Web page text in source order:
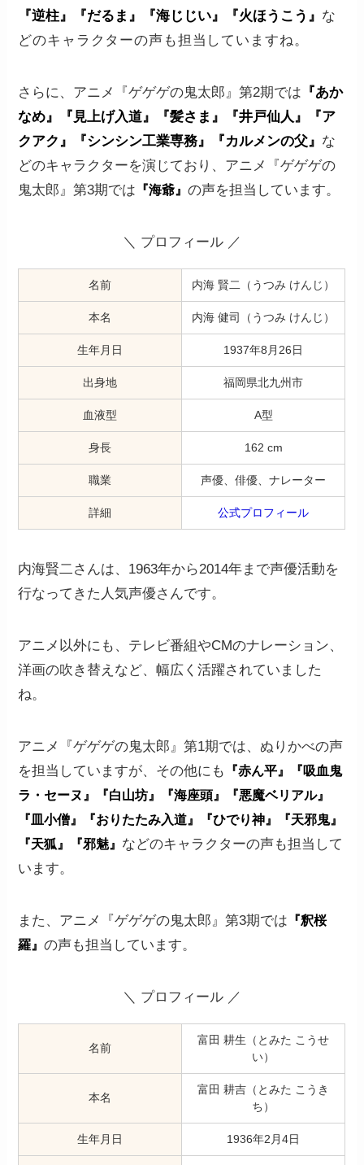
『逆柱』『だるま』『海じじい』『火ほうこう』 な
どのキャラクターの声も担当していますね 。
さらに、アニメ『ゲゲゲの鬼太郎』第2期では 『あか
なめ』『見上げ入道』『髪さま』『井戸仙人』『ア
クアク』『シンシン工業専務』『カルメンの父』 な
どのキャラクターを演じており、アニメ『ゲゲゲの
鬼太郎』第3期では 『海爺』の声を担当しています。
＼ プロフィール ／
名前 内海 賢二（うつみ けんじ）
本名 内海 健司（うつみ けんじ）
生年月日 1937年8月26日
出身地 福岡県北九州市
血液型 A型
身長 162 cm
職業 声優、俳優、ナレーター
詳細 公式プロフィール
内海賢二さんは、1963年から2014年まで声優活動を
行なってきた人気声優さんです。
アニメ以外にも、テレビ番組やCMのナレーション、
洋画の吹き替えなど、幅広く活躍されていました
ね。
アニメ『ゲゲゲの鬼太郎』第1期では、ぬりかべの声
を担当していますが、その他にも
『赤ん平』『吸血鬼
ラ・セーヌ』『白山坊』『海座頭』『悪魔ベリアル』
『皿小僧』『おりたたみ入道』『ひでり神』『天邪鬼』
『天狐』『邪魅』 などのキャラクターの声も担当して
います。
また、アニメ『ゲゲゲの鬼太郎』第3期では 『釈桜
羅』の声も担当しています。
＼ プロフィール ／
名前
富田 耕生（とみた こうせ
い）
本名
富田 耕吉（とみた こうき
ち）
生年月日 1936年2月4日